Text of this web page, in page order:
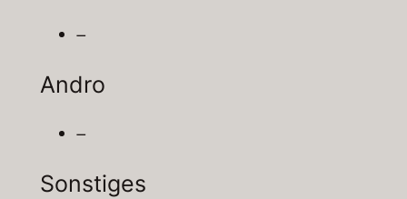
–
Andro
–
Sonstiges